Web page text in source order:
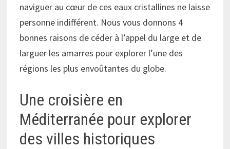
naviguer au cœur de ces eaux cristallines ne laisse
personne indifférent. Nous vous donnons 4
bonnes raisons de céder à l’appel du large et de
larguer les amarres pour explorer l’une des
régions les plus envoûtantes du globe.
Une croisière en
Méditerranée pour explorer
des villes historiques